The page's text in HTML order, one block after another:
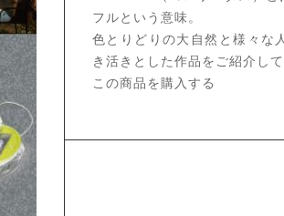
フルという意味。
色とりどりの大自然と様々な
き活きとした作品をご紹介し
この商品を購入する